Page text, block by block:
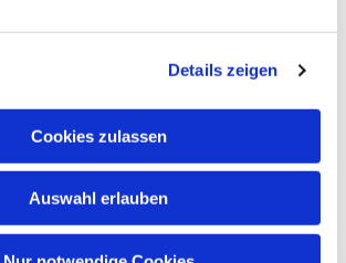
Details zeigen
Cookies zulassen
Auswahl erlauben
Pfarrei
Berlin
- Norbert
Kont
Telefon
+49 30
924 64 28
Fax +49
30 924 54
18
Links
Datensch
utz
Social